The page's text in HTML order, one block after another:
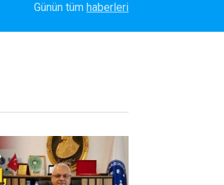
Sözleşme İmzalandı
Günün tüm haberleri